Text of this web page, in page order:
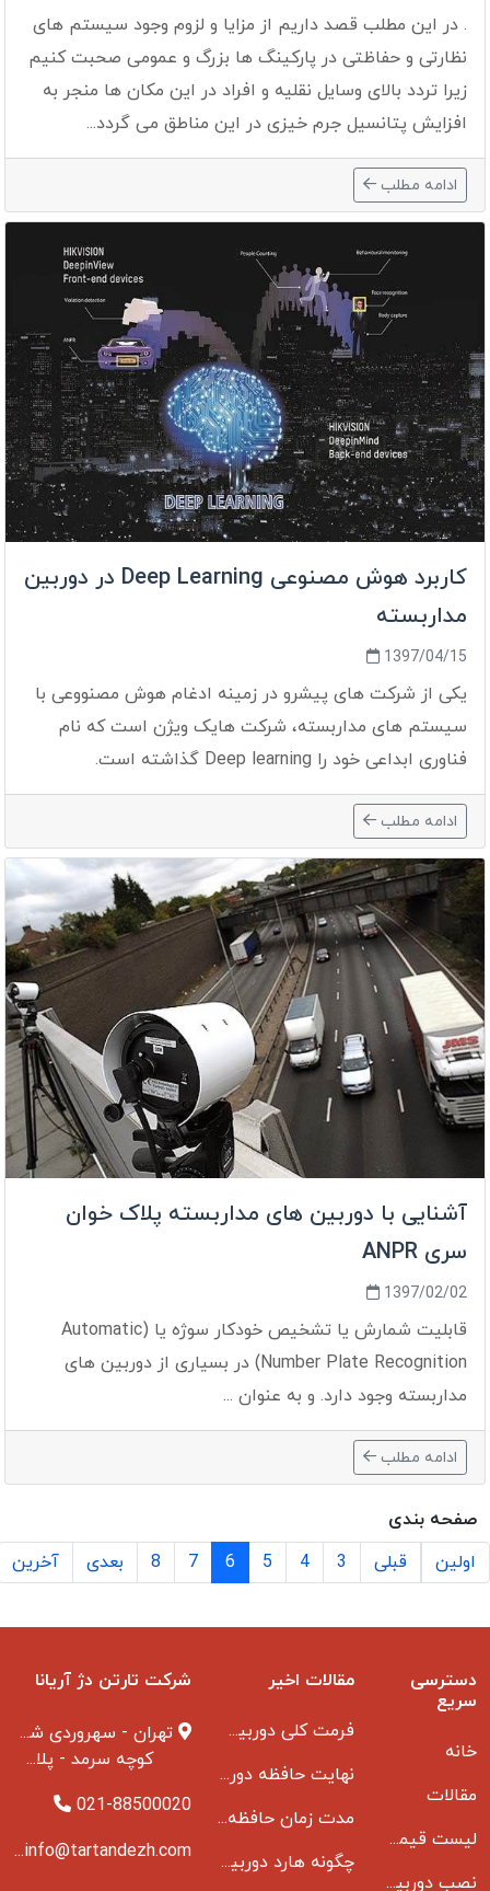
. در این مطلب قصد داریم از مزایا و لزوم وجود سیستم های
نظارتی و حفاظتی در پارکینگ ها بزرگ و عمومی صحبت کنیم
زیرا تردد بالای وسایل نقلیه و افراد در این مکان ها منجر به
افزایش پتانسیل جرم خیزی در این مناطق می گردد...
ادامه مطلب
کاربرد هوش مصنوعی Deep Learning در دوربین
مداربسته
1397/04/15
یکی از شرکت های پیشرو در زمینه ادغام هوش مصنووعی با
سیستم های مداربسته، شرکت هایک ویژن است که نام
فناوری ابداعی خود را Deep learning گذاشته است.
ادامه مطلب
آشنایی با دوربین های مداربسته پلاک خوان
سری ANPR
1397/02/02
قابلیت شمارش یا تشخیص خودکار سوژه یا (Automatic
Number Plate Recognition) در بسیاری از دوربین های
مداربسته وجود دارد. و به عنوان ...
ادامه مطلب
صفحه بندی
اولین
قبلی 3
4
5
6
7
8 بعدی آخرین
دسترسی
سریع
خانه
مقالات
لیست قیمت دوربین مداربسته
نصب دوربین مداربسته
مقالات اخیر
فرمت کلی دوربین مدار بسته
نهایت حافظه دوربین مدار بسته
مدت زمان حافظه دوربین مداربسته بانکها
چگونه هارد دوربین مداربسته می سوزد
شرکت تارتن دژ آریانا
تهران - سهروردی شمالی
کوچه سرمد - پلاک ۱ - طبقه ۳
021-88500020
info@tartandezh.com